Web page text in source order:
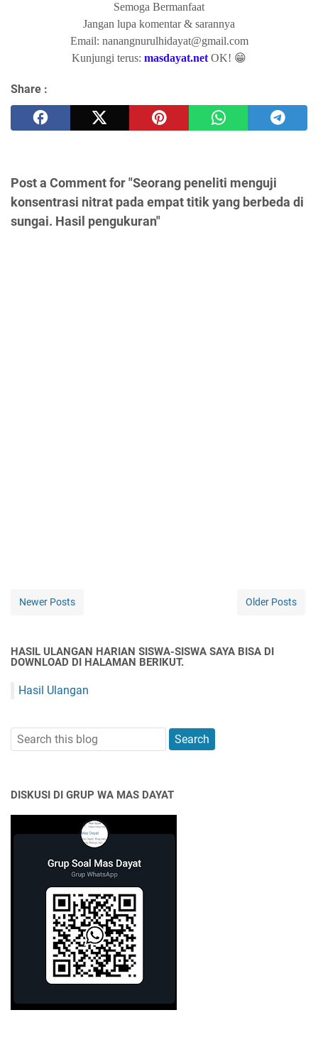
Semoga Bermanfaat
Jangan lupa komentar & sarannya
Email: nanangnurulhidayat@gmail.com
Kunjungi terus: masdayat.net OK! 😁
Share :
Post a Comment for "Seorang peneliti menguji
konsentrasi nitrat pada empat titik yang berbeda di
sungai. Hasil pengukuran"
Newer Posts Older Posts
HASIL ULANGAN HARIAN SISWA-SISWA SAYA BISA DI
DOWNLOAD DI HALAMAN BERIKUT.
Hasil Ulangan
DISKUSI DI GRUP WA MAS DAYAT